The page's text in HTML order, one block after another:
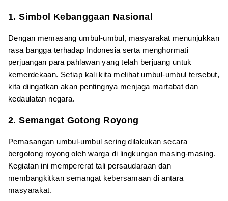
1. Simbol Kebanggaan Nasional
Dengan memasang umbul-umbul, masyarakat menunjukkan
rasa bangga terhadap Indonesia serta menghormati
perjuangan para pahlawan yang telah berjuang untuk
kemerdekaan. Setiap kali kita melihat umbul-umbul tersebut,
kita diingatkan akan pentingnya menjaga martabat dan
kedaulatan negara.
2. Semangat Gotong Royong
Pemasangan umbul-umbul sering dilakukan secara
bergotong royong oleh warga di lingkungan masing-masing.
Kegiatan ini mempererat tali persaudaraan dan
membangkitkan semangat kebersamaan di antara
masyarakat.